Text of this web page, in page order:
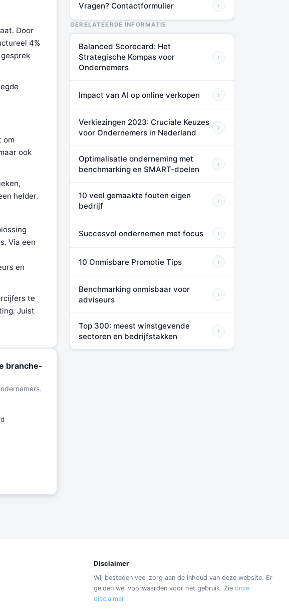
Door
4%
om
ook
helder.
Via een
en
te
Juist
branche-
Vragen? Contactformulier ›
GERELATEERDE INFORMATIE
Balanced Scorecard: Het
Strategische Kompas voor
Ondernemers
›
Impact van AI op online verkopen ›
Verkiezingen 2023: Cruciale Keuzes
voor Ondernemers in Nederland
›
Optimalisatie onderneming met
benchmarking en SMART-doelen
›
10 veel gemaakte fouten eigen
bedrijf
›
Succesvol ondernemen met focus ›
10 Onmisbare Promotie Tips ›
Benchmarking onmisbaar voor
adviseurs
›
Top 300: meest winstgevende
sectoren en bedrijfstakken
›
Disclaimer
Wij besteden veel zorg aan de inhoud van deze website. Er
gelden wel voorwaarden voor het gebruik. Zieonze
disclaimer